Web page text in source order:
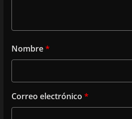
Nombre*
Correo electrónico *